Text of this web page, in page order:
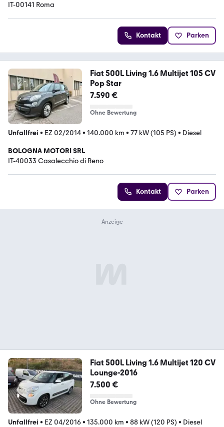
IT-00141 Roma
Kontakt Parken
Fiat 500L Living 1.6 Multijet 105 CV
Pop Star
7.590 €
Ohne Bewertung
Unfallfrei • EZ 02/2014• 140.000 km • 77 kW (105 PS) • Diesel
BOLOGNA MOTORI SRL
IT-40033 Casalecchio di Reno
Kontakt Parken
Fiat 500L Living 1.6 Multijet 120 CV
Lounge-2016
7.500 €
Ohne Bewertung
Unfallfrei • EZ 04/2016• 135.000 km • 88 kW (120 PS) • Diesel